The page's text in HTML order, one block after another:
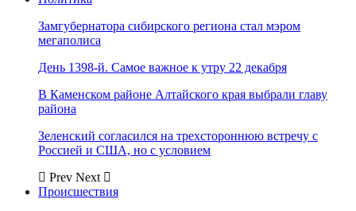
Замгубернатора сибирского региона стал мэром
мегаполиса
День 1398-й. Самое важное к утру 22 декабря
В Каменском районе Алтайского края выбрали главу
района
Зеленский согласился на трехстороннюю встречу с
Россией и США, но с условием
Prev Next
Происшествия